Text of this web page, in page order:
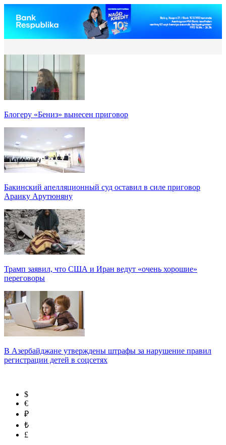
Блогеру «Бениз» вынесен приговор
Бакинский апелляционный суд оставил в силе приговор
Араику Арутюняну
Трамп заявил, что США и Иран ведут «очень хорошие»
переговоры
В Азербайджане утверждены штрафы за нарушение правил
регистрации детей в соцсетях
$
€
₽
₺
£